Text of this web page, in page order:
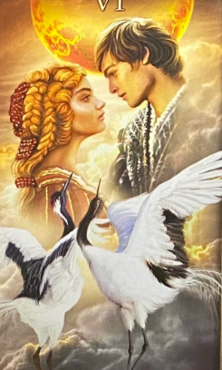
ュアル